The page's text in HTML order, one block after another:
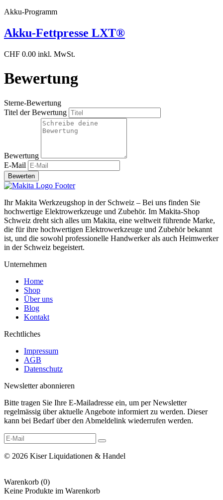
Akku-Programm
Akku-Fettpresse LXT®
CHF 0.00 inkl. MwSt.
Bewertung
Sterne-Bewertung
Titel der Bewertung
Bewertung
E-Mail
Bewerten
Ihr Makita Werkzeugshop in der Schweiz – Bei uns finden Sie
hochwertige Elektrowerkzeuge und Zubehör. Im Makita-Shop
Schweiz dreht sich alles um Makita, eine weltweit führende Marke,
die für ihre hochwertigen Elektrowerkzeuge und Zubehör bekannt
ist, und die sowohl professionelle Handwerker als auch Heimwerker
in der Schweiz begeistert.
Unternehmen
Home
Shop
Über uns
Blog
Kontakt
Rechtliches
Impressum
AGB
Datenschutz
Newsletter abonnieren
Bitte tragen Sie Ihre E-Mailadresse ein, um per Newsletter
regelmässig über aktuelle Angebote informiert zu werden. Dieser
kann bei Bedarf über den Abmeldelink wiederrufen werden.
© 2026 Kiser Liquidationen & Handel
Warenkorb (0)
Keine Produkte im Warenkorb